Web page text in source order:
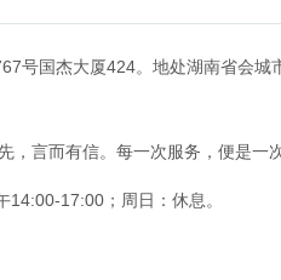
号国杰大厦424。地处湖南省会城
言而有信。每一次服务，便是一
17:00；周日：休息。